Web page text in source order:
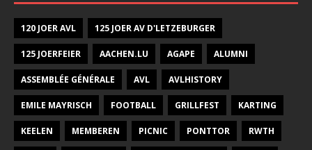
120 JOER AVL 125 JOER AV D'LETZEBURGER
125 JOERFEIER AACHEN.LU AGAPE ALUMNI
ASSEMBLÉE GÉNÉRALE AVL AVLHISTORY
EMILE MAYRISCH FOOTBALL GRILLFEST KARTING
KEELEN MEMBEREN PICNIC PONTTOR RWTH